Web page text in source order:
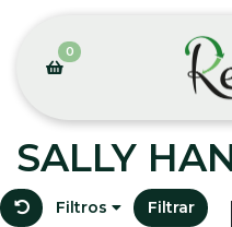
0
SALLY
Filtros Filtrar